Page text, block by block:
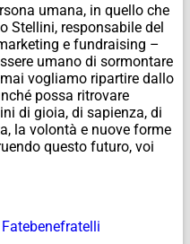
umana, in quello che
Stellini, responsabile del
e fundraising –
umano di sormontare
vogliamo ripartire dallo
possa ritrovare
di gioia, di sapienza, di
la volontà e nuove forme
questo futuro, voi